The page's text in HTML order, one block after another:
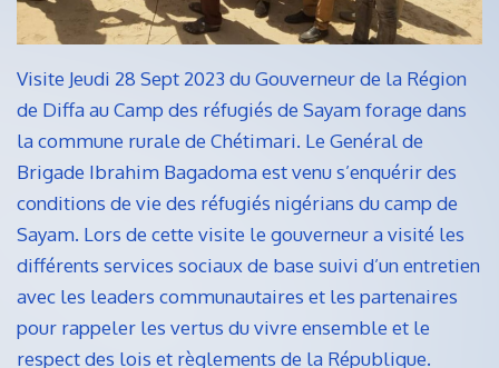
Visite Jeudi 28 Sept 2023 du Gouverneur de la Région
de Diffa au Camp des réfugiés de Sayam forage dans
la commune rurale de Chétimari. Le Genéral de
Brigade Ibrahim Bagadoma est venu s’enquérir des
conditions de vie des réfugiés nigérians du camp de
Sayam. Lors de cette visite le gouverneur a visité les
différents services sociaux de base suivi d’un entretien
avec les leaders communautaires et les partenaires
pour rappeler les vertus du vivre ensemble et le
respect des lois et règlements de la République.